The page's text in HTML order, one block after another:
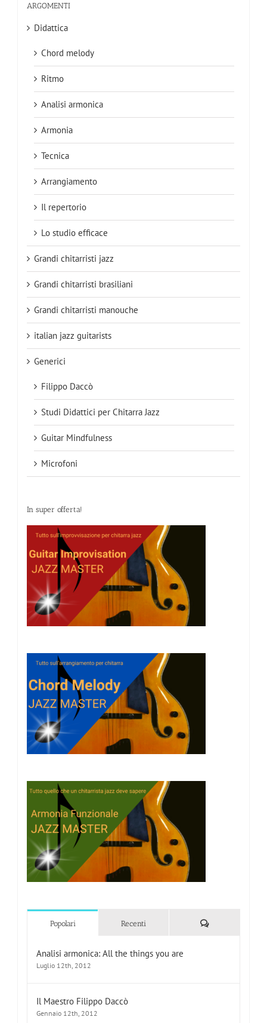
ARGOMENTI
Didattica
Chord melody
Ritmo
Analisi armonica
Armonia
Tecnica
Arrangiamento
Il repertorio
Lo studio efficace
Grandi chitarristi jazz
Grandi chitarristi brasiliani
Grandi chitarristi manouche
italian jazz guitarists
Generici
Filippo Daccò
Studi Didattici per Chitarra Jazz
Guitar Mindfulness
Microfoni
In super offerta!
Popolari Recenti Commenti
Analisi armonica: All the things you are
Luglio 12th, 2012
Il Maestro Filippo Daccò
Gennaio 12th, 2012